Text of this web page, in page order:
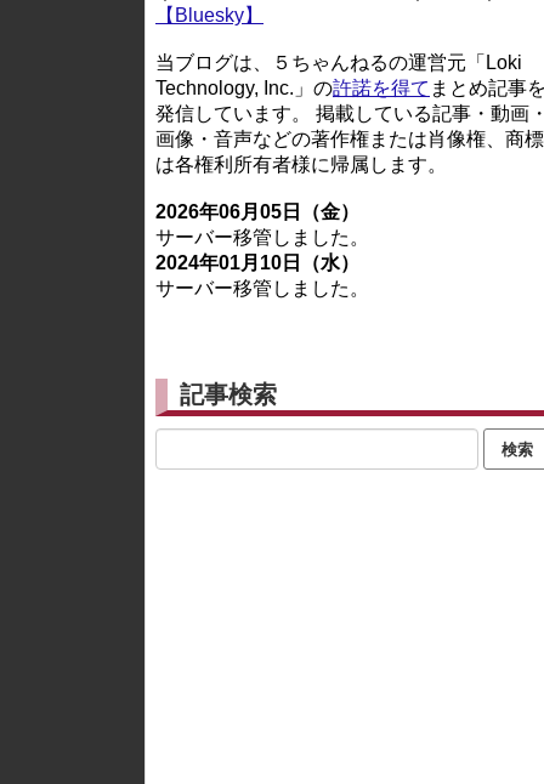
【Bluesky】
当ブログは、５ちゃんねるの運営元「Loki
Technology, Inc.」の許諾を得て まとめ記事を
発信しています。 掲載している記事・動画・
画像・音声などの著作権または肖像権、商
は各権利所有者様に帰属します。
2026年06月05日（金）
サーバー移管しました。
2024年01月10日（水）
サーバー移管しました。
記事検索